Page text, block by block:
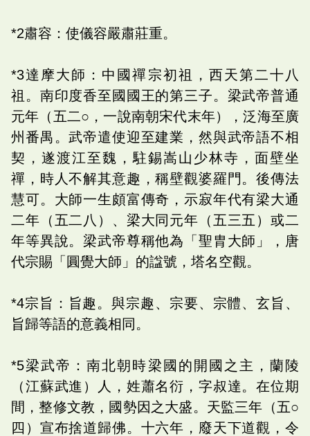
*2肅容：使儀容嚴肅莊重。
*3達摩大師：中國禪宗初祖，西天第二十八
祖。南印度香至國國王的第三子。梁武帝普通
元年（五二○，一說南朝宋代末年），泛海至廣
州番禺。武帝遣使迎至建業，然與武帝語不相
契，遂渡江至魏，駐錫嵩山少林寺，面壁坐
禪，時人不解其意趣，稱壁觀婆羅門。後傳法
慧可。大師一生頗富傳奇，示寂年代有梁大通
二年（五二八）、梁大同元年（五三五）或二
年等異說。梁武帝尊稱他為「聖胄大師」，唐
代宗賜「圓覺大師」的諡號，塔名空觀。
*4宗旨：旨趣。與宗趣、宗要、宗體、玄旨、
旨歸等語的意義相同。
*5梁武帝：南北朝時梁國的開國之主，蘭陵
（江蘇武進）人，姓蕭名衍，字叔達。在位期
間，整修文教，國勢因之大盛。天監三年（五○
四）宣布捨道歸佛。十六年，廢天下道觀，令